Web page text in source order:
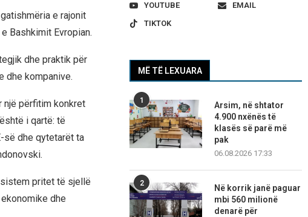
e rajonit
Bashkimit Evropian.
dhe praktik për
dhe kompanive.
një përfitim konkret
i qartë: të
së dhe qytetarët ta
pritet të sjellë
dhe
YOUTUBE
EMAIL
TIKTOK
MË TË LEXUARA
1
Arsim, në shtator
4.900 nxënës të
klasës së parë më
pak
06.08.2026 17:33
2
Në korrik janë paguar
mbi 560 milionë
denarë për